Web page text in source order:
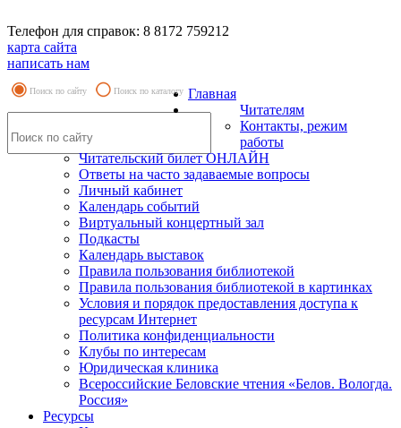
Телефон для справок: 8 8172 759212
карта сайта
написать нам
Поиск по сайту Поиск по каталогу Главная
Читателям
Контакты, режим
работы
Читательский билет ОНЛАЙН
Ответы на часто задаваемые вопросы
Личный кабинет
Календарь событий
Виртуальный концертный зал
Подкасты
Календарь выставок
Правила пользования библиотекой
Правила пользования библиотекой в картинках
Условия и порядок предоставления доступа к
ресурсам Интернет
Политика конфиденциальности
Клубы по интересам
Юридическая клиника
Всероссийские Беловские чтения «Белов. Вологда.
Россия»
Ресурсы